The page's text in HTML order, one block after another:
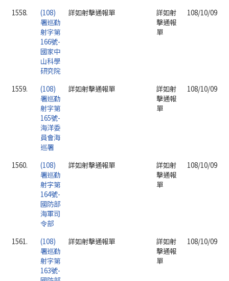
1558.
(108)
署巡勤
射字第
166號-
國家中
山科學
研究院
詳如射擊通報單
詳如射
擊通報
單
108/10/09
1559.
(108)
署巡勤
射字第
165號-
海洋委
員會海
巡署
詳如射擊通報單
詳如射
擊通報
單
108/10/09
1560.
(108)
署巡勤
射字第
164號-
國防部
海軍司
令部
詳如射擊通報單
詳如射
擊通報
單
108/10/09
1561.
(108)
署巡勤
射字第
163號-
詳如射擊通報單
詳如射
擊通報
單
108/10/09